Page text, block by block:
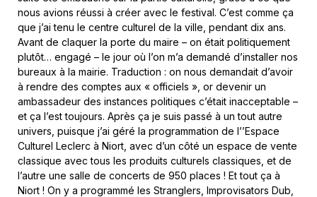
nous avions réussi à créer avec le festival. C’est comme ça
que j’ai tenu le centre culturel de la ville, pendant dix ans.
Avant de claquer la porte du maire – on était politiquement
plutôt… engagé – le jour où l’on m’a demandé d’installer nos
bureaux à la mairie. Traduction : on nous demandait d’avoir
à rendre des comptes aux « officiels », or devenir un
ambassadeur des instances politiques c’était inacceptable –
et ça l’est toujours. Après ça je suis passé à un tout autre
univers, puisque j’ai géré la programmation de l’’Espace
Culturel Leclerc à Niort, avec d’un côté un espace de vente
classique avec tous les produits culturels classiques, et de
l’autre une salle de concerts de 950 places ! Et tout ça à
Niort ! On y a programmé les Stranglers, Improvisators Dub,